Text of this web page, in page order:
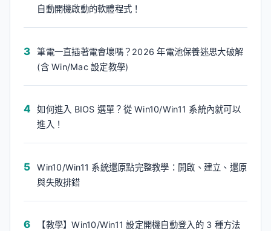
自動開機啟動的軟體程式！
筆電一直插著電會壞嗎？2026 年電池保養迷思大破解
(含 Win/Mac 設定教學)
如何進入 BIOS 選單？從 Win10/Win11 系統內就可以
進入！
Win10/Win11 系統還原點完整教學：開啟、建立、還原
與失敗排錯
【教學】Win10/Win11 設定開機自動登入的 3 種方法